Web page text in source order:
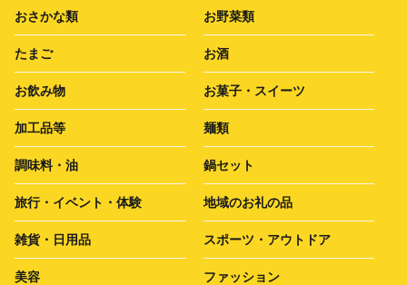
おさかな類 お野菜類
たまご お酒
お飲み物 お菓子・スイーツ
加工品等 麺類
調味料・油 鍋セット
旅行・イベント・体験 地域のお礼の品
雑貨・日用品 スポーツ・アウトドア
美容 ファッション